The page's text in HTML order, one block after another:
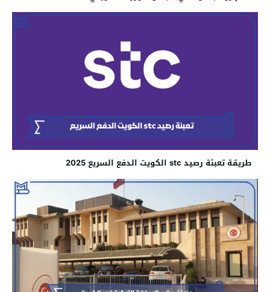
طريقة تعبئة رصيد stc الكويت الدفع السريع 2025